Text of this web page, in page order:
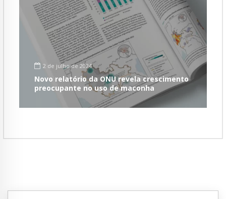
2 de julho de 2024
Novo relatório da ONU revela crescimento
preocupante no uso de maconha